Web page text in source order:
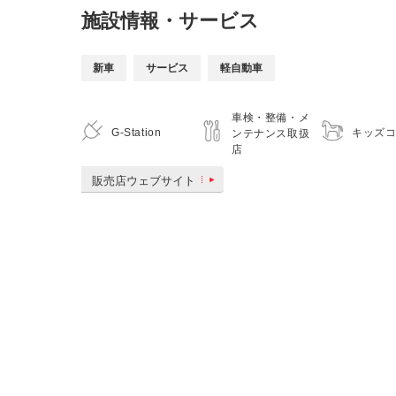
施設情報・サービス
新車 サービス 軽自動車
G-Station
車検・整備・メ
ンテナンス取扱
店
キッズ
販売店ウェブサイト